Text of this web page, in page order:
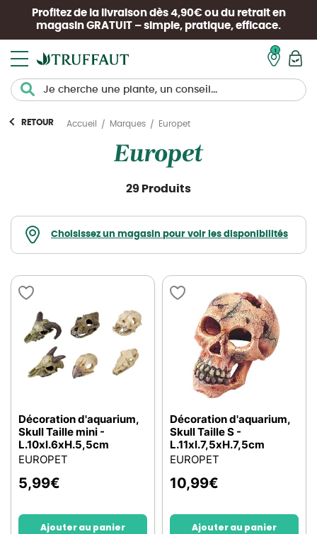
Profitez de la livraison dès 4,90€ ou du retrait en
magasin GRATUIT – simple, pratique, efficace.
RETOUR Accueil Marques Europet
Europet
29 Produits
Choisissez un magasin pour voir les disponibilités
Décoration d'aquarium,
Skull Taille mini -
L.10xl.6xH.5,5cm
EUROPET
5,99€
Ajouter au panier
Décoration d'aquarium,
Skull Taille S -
L.11xl.7,5xH.7,5cm
EUROPET
10,99€
Ajouter au panier